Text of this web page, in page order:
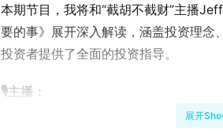
本期节目，我将和“截胡不截财”主播
要的事》展开深入解读，涵盖投资理念
投资者提供了全面的投资指导。
🎙️主播：
点拾投资创始人，资深金融从
展开